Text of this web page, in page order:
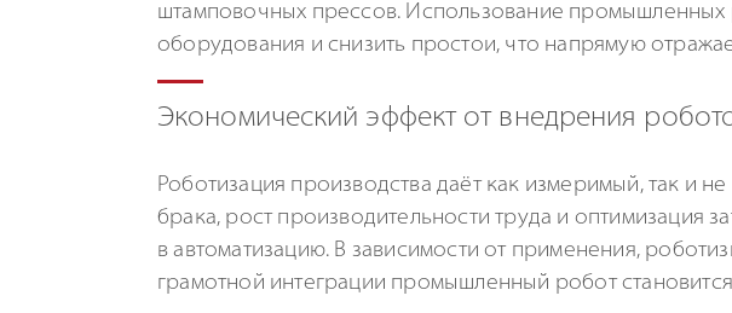
штамповочных прессов. Использование промышленных
оборудования и снизить простои, что напрямую
Экономический эффект от внедрения
Роботизация производства даёт как измеримый, так и
брака, рост производительности труда и оптимизация
в автоматизацию. В зависимости от применения,
грамотной интеграции промышленный робот